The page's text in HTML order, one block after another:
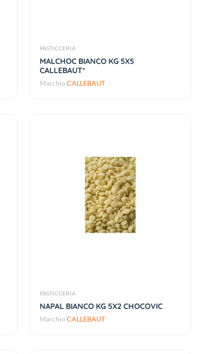
PASTICCERIA
MALCHOC BIANCO KG 5X5
CALLEBAUT*
Marchio CALLEBAUT
PASTICCERIA
NAPAL BIANCO KG 5X2 CHOCOVIC
Marchio CALLEBAUT